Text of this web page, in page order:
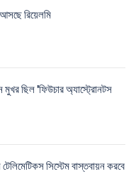
রিয়েলমি
মুখর ছিল 'ফিউচার অ্যাস্ট্রোনটস
সিস্টেম বাস্তবায়ন করবে